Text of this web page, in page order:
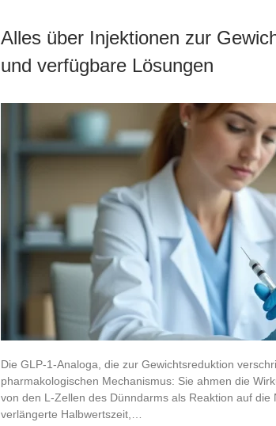
Alles über Injektionen zur
und verfügbare Lösungen
Die GLP-1-Analoga, die zur Gewichtsreduktion
pharmakologischen Mechanismus: Sie ahmen die
von den L-Zellen des Dünndarms als Reaktion auf
verlängerte Halbwertszeit,…